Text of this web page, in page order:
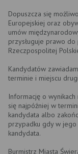
Dopuszcza się
Europejskiej oraz
umów
przysługuje prawo
Rzeczpospolitej
Kandydatów
terminie i miejscu
Informację o
się najpóźniej w
kandydata albo
przypadku gdy w
kandydata.
Burmistrz Miasta